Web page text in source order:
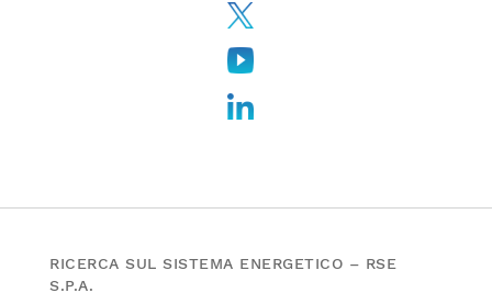
RICERCA SUL SISTEMA ENERGETICO – RSE
S.P.A.